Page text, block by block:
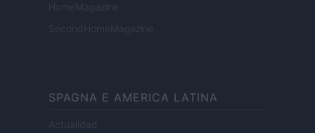
HomeMagazine
SecondHomeMagazine
SPAGNA E AMERICA LATINA
Actualidad